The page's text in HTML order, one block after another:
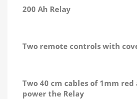
200 Ah Relay
Two remote controls with
Two 40 cm cables of 1mm
power the Relay